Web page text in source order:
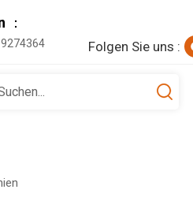
：
Folgen Sie uns :